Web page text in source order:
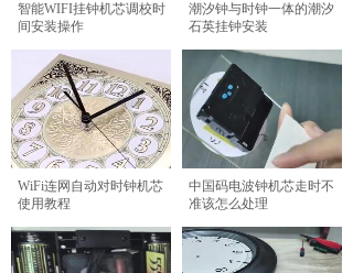
智能WIFI挂钟机芯调校时
间安装操作
潮汐钟与时钟一体的潮汐
石英挂钟安装
WiFi连网自动对时钟机芯
使用教程
中国码电波钟机芯走时不
准该怎么处理